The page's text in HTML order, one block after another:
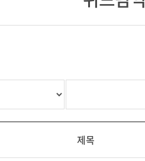
제목